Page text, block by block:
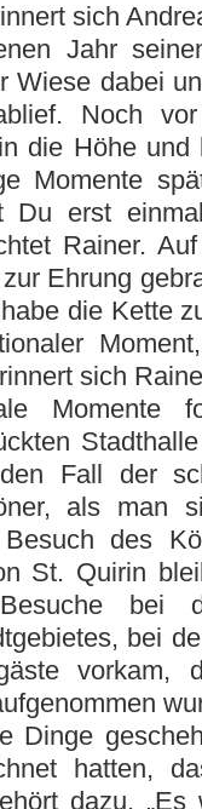
sich
Jahr
Wiese dabei
Noch
die Höhe und
Momente
Du erst
Rainer.
Ehrung
die Kette
sich
Momente
Fall der
als man
des
St. Quirin
bei
bei
vorkam,
Dinge
hatten,
dazu.